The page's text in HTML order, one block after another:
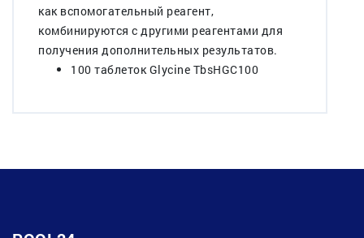
как вспомогательный реагент,
комбинируются с другими реагентами для
получения дополнительных результатов.
100 таблеток Glycine TbsHGC100